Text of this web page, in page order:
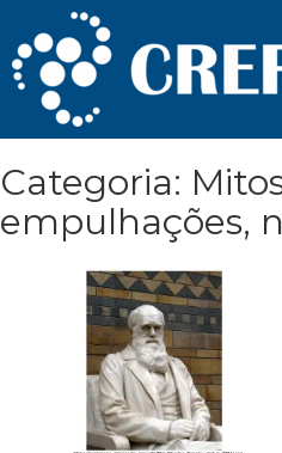
Categoria:
empulhações,